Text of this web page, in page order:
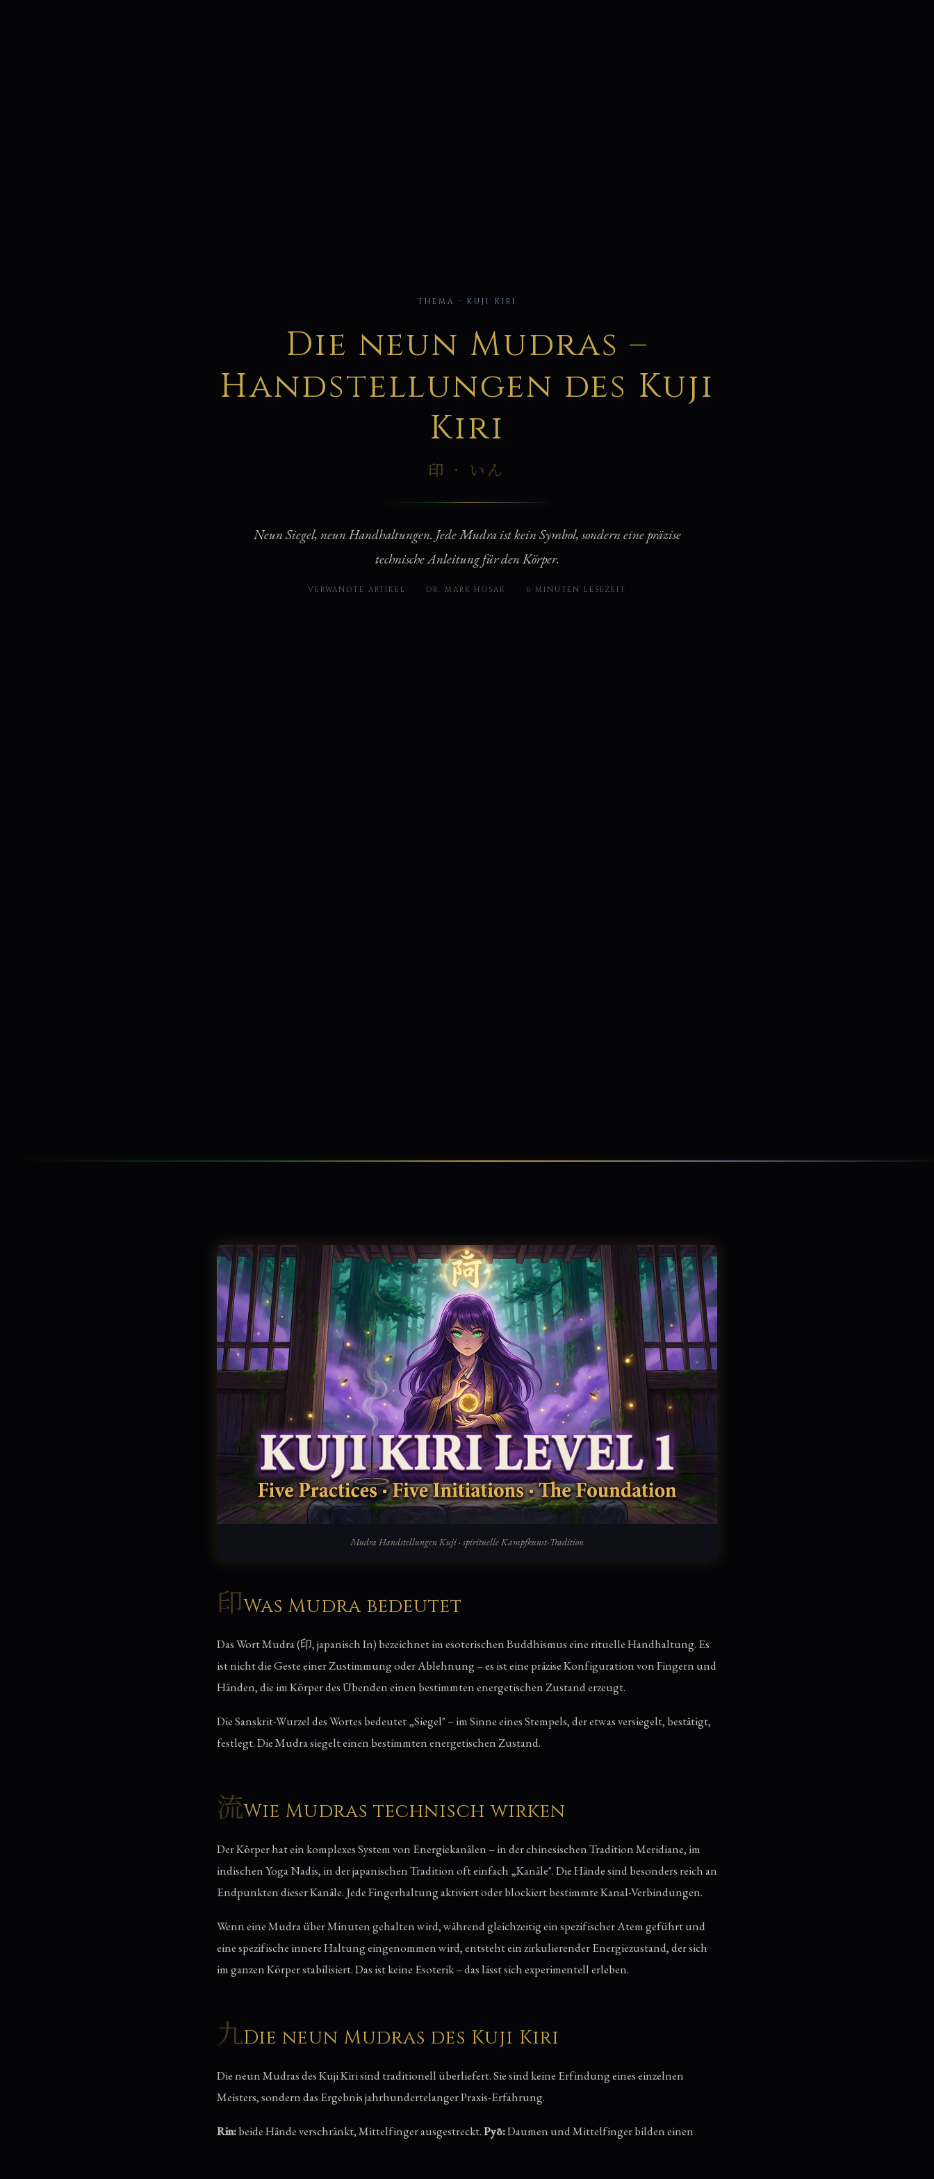
手
THEMA · KUJI KIRI
Die neun Mudras –
Handstellungen des Kuji
Kiri
印 · いん
Neun Siegel, neun Handhaltungen. Jede Mudra ist kein Symbol, sondern eine präzise
technische Anleitung für den Körper.
VERWANDTE ARTIKEL · DR. MARK HOSAK · 6 MINUTEN LESEZEIT
Mudra Handstellungen Kuji · spirituelle Kampfkunst-Tradition
印Was Mudra bedeutet
Das Wort Mudra (印, japanisch In) bezeichnet im esoterischen Buddhismus eine rituelle Handhaltung. Es
ist nicht die Geste einer Zustimmung oder Ablehnung – es ist eine präzise Konfiguration von Fingern und
Händen, die im Körper des Übenden einen bestimmten energetischen Zustand erzeugt.
Die Sanskrit-Wurzel des Wortes bedeutet „Siegel" – im Sinne eines Stempels, der etwas versiegelt, bestätigt,
festlegt. Die Mudra siegelt einen bestimmten energetischen Zustand.
流Wie Mudras technisch wirken
Der Körper hat ein komplexes System von Energiekanälen – in der chinesischen Tradition Meridiane, im
indischen Yoga Nadis, in der japanischen Tradition oft einfach „Kanäle". Die Hände sind besonders reich an
Endpunkten dieser Kanäle. Jede Fingerhaltung aktiviert oder blockiert bestimmte Kanal-Verbindungen.
Wenn eine Mudra über Minuten gehalten wird, während gleichzeitig ein spezifischer Atem geführt und
eine spezifische innere Haltung eingenommen wird, entsteht ein zirkulierender Energiezustand, der sich
im ganzen Körper stabilisiert. Das ist keine Esoterik – das lässt sich experimentell erleben.
九Die neun Mudras des Kuji Kiri
Die neun Mudras des Kuji Kiri sind traditionell überliefert. Sie sind keine Erfindung eines einzelnen
Meisters, sondern das Ergebnis jahrhundertelanger Praxis-Erfahrung.
Rin:beide Hände verschränkt, Mittelfinger ausgestreckt.Pyō:Daumen und Mittelfinger bilden einen